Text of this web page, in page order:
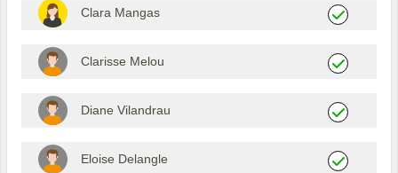
Clara Mangas
Clarisse Melou
Diane Vilandrau
Eloise Delangle